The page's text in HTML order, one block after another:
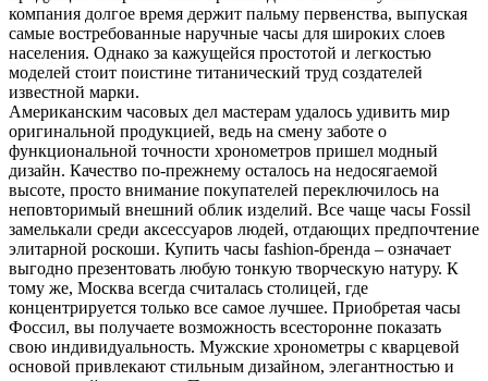
компания долгое время держит пальму первенства, выпуская
самые востребованные наручные часы для широких слоев
населения. Однако за кажущейся простотой и легкостью
моделей стоит поистине титанический труд создателей
известной марки.
Американским часовых дел мастерам удалось удивить мир
оригинальной продукцией, ведь на смену заботе о
функциональной точности хронометров пришел модный
дизайн. Качество по-прежнему осталось на недосягаемой
высоте, просто внимание покупателей переключилось на
неповторимый внешний облик изделий. Все чаще часы Fossil
замелькали среди аксессуаров людей, отдающих предпочтение
элитарной роскоши. Купить часы fashion-бренда – означает
выгодно презентовать любую тонкую творческую натуру. К
тому же, Москва всегда считалась столицей, где
концентрируется только все самое лучшее. Приобретая часы
Фоссил, вы получаете возможность всесторонне показать
свою индивидуальность. Мужские хронометры с кварцевой
основой привлекают стильным дизайном, элегантностью и